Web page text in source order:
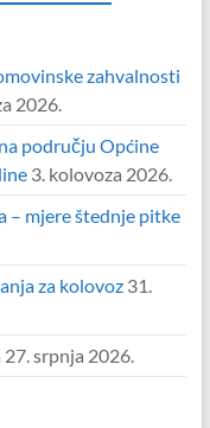
zahvalnosti
2026.
području Općine
3. kolovoza 2026.
– mjere štednje pitke
za kolovoz 31.
27. srpnja 2026.